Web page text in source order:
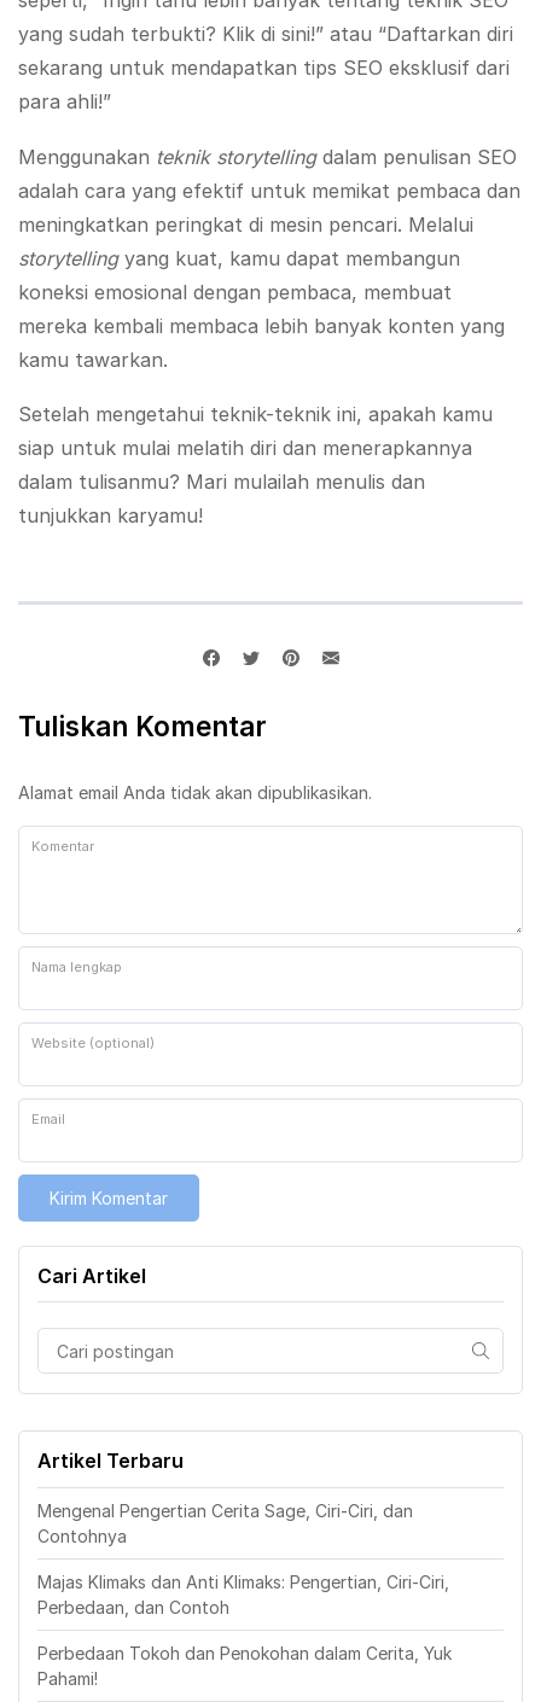
yang sudah terbukti? Klik di sini!” atau “Daftarkan diri
sekarang untuk mendapatkan tips SEO eksklusif dari
para ahli!”
Menggunakan teknik storytelling dalam penulisan SEO
adalah cara yang efektif untuk memikat pembaca dan
meningkatkan peringkat di mesin pencari. Melalui
storytellingyang kuat, kamu dapat membangun
koneksi emosional dengan pembaca, membuat
mereka kembali membaca lebih banyak konten yang
kamu tawarkan.
Setelah mengetahui teknik-teknik ini, apakah kamu
siap untuk mulai melatih diri dan menerapkannya
dalam tulisanmu? Mari mulailah menulis dan
tunjukkan karyamu!
Tuliskan Komentar
Alamat email Anda tidak akan dipublikasikan.
Komentar
Nama lengkap
Website (optional)
Email
Cari Artikel
Artikel Terbaru
Mengenal Pengertian Cerita Sage, Ciri-Ciri, dan
Contohnya
Majas Klimaks dan Anti Klimaks: Pengertian, Ciri-Ciri,
Perbedaan, dan Contoh
Perbedaan Tokoh dan Penokohan dalam Cerita, Yuk
Pahami!